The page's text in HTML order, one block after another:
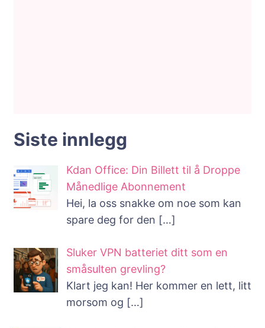
Siste innlegg
Kdan Office: Din Billett til å Droppe
Månedlige Abonnement
Hei, la oss snakke om noe som kan
spare deg for den […]
Sluker VPN batteriet ditt som en
småsulten grevling?
Klart jeg kan! Her kommer en lett, litt
morsom og […]